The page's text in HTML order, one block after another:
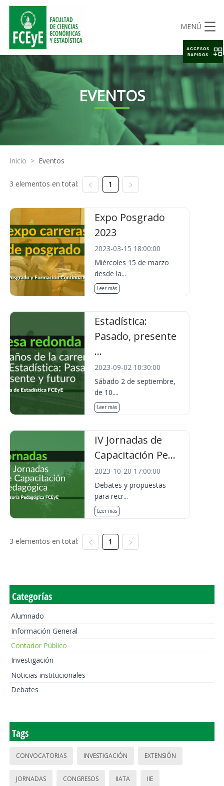
MENÚ
EVENTOS
Inicio > Eventos
3 elementos en total: 1
Expo Posgrado
2023
2023-03-15 18:00:00
Miércoles 15 de marzo
desde la...
Leer más
Estadística:
Pasado, presente
...
2023-09-02 10:30:00
Sábado 2 de septiembre,
de 10....
Leer más
IV Jornadas de
Capacitación Pe...
2023-10-20 17:00:00
Debates y propuestas
para recr...
Leer más
3 elementos en total: 1
Categorías
Alumnado
Información General
Contador Público
Investigación
Noticias institucionales
Debates
Tags
CONVOCATORIAS INVESTIGACIÓN EXTENSIÓN
JORNADAS CONGRESOS IIATA IIE
ACCESOS
RAPIDOS